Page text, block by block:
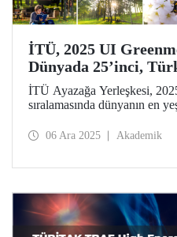
İTÜ, 2025 UI
Dünyada 25’inci,
İTÜ Ayazağa Yerleşkesi,
sıralamasında dünyanın en
1’inci olan İTÜ, bu
06 Ara 2025 Akademik